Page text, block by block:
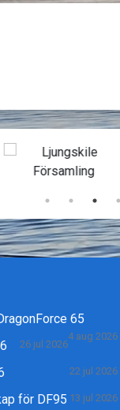
65
4 aug 2026
26 jul 2026
22 jul 2026
för DF95 13 jul 2026